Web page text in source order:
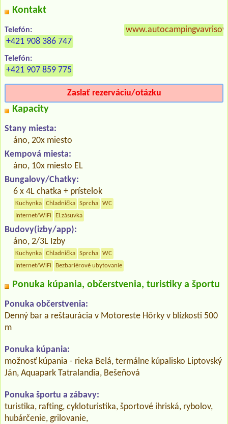
Kontakt
Telefón:
+421 908 386 747
Telefón:
+421 907 859 775
Zaslať rezerváciu/otázku
Kapacity
Stany miesta:
áno, 20x miesto
Kempová miesta:
áno, 10x miesto EL
Bungalovy/Chatky:
6 x 4L chatka + prístelok
Kuchynka Chladnička Sprcha
WC
Internet/WiFi
El.zásuvka
Budovy(izby/app):
áno, 2/3L Izby
Kuchynka Chladnička Sprcha
WC
Internet/WiFi
Bezbariérové ubytovanie
Ponuka kúpania, občerstvenia, turistiky a športu
Ponuka občerstvenia:
Denný bar a reštaurácia v Motoreste Hôrky v blízkosti 500
m
Ponuka kúpania:
možnosť kúpania - rieka Belá, termálne kúpalisko Liptovský
Ján, Aquapark Tatralandia, Bešeňová
Ponuka športu a zábavy:
turistika, rafting, cykloturistika, športové ihriská, rybolov,
hubárčenie, grilovanie,